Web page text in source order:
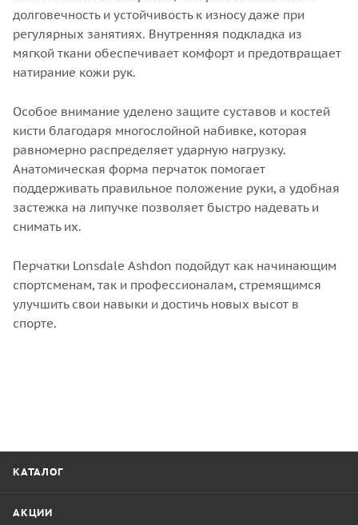
долговечность и устойчивость к износу даже при
регулярных занятиях. Внутренняя подкладка из
мягкой ткани обеспечивает комфорт и предотвращает
натирание кожи рук.
Особое внимание уделено защите суставов и костей
кисти благодаря многослойной набивке, которая
равномерно распределяет ударную нагрузку.
Анатомическая форма перчаток помогает
поддерживать правильное положение руки, а удобная
застежка на липучке позволяет быстро надевать и
снимать их.
Перчатки Lonsdale Ashdon подойдут как начинающим
спортсменам, так и профессионалам, стремящимся
улучшить свои навыки и достичь новых высот в
спорте.
КАТАЛОГ
АКЦИИ